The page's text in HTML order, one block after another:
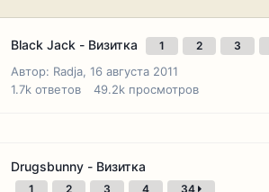
Black Jack - Визитка 1 2 3
Автор: Radja, 16 августа 2011
1.7k ответов 49.2k просмотров
Drugsbunny - Визитка
1 2 3 4 34